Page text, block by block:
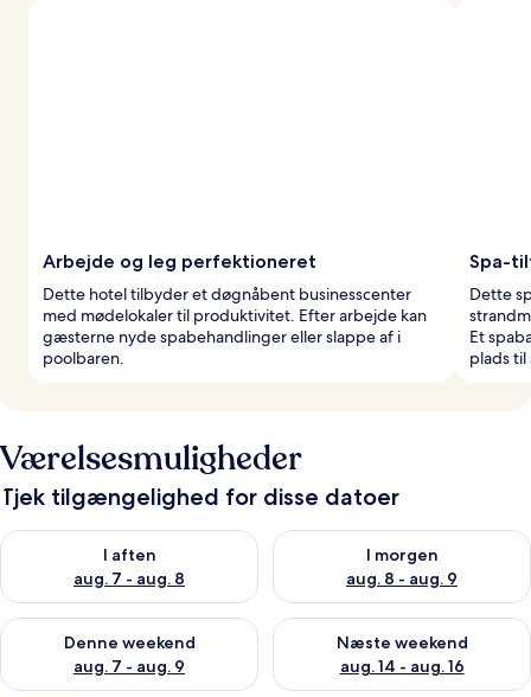
Arbejde og leg perfektioneret
Dette hotel tilbyder et døgnåbent businesscenter
med mødelokaler til produktivitet. Efter arbejde kan
gæsterne nyde spabehandlinger eller slappe af i
poolbaren.
Spa-
Dette
Et
plads til
Værelsesmuligheder
Tjek tilgængelighed for disse datoer
I aften
aug. 7 - aug. 8
Tjek tilgængelighed for i aften aug. 7 - aug. 8
I morgen
aug. 8 - aug. 9
Tjek tilgængelighed for i
Denne weekend
aug. 7 - aug. 9
Tjek tilgængelighed for denne weekend aug. 7 - aug. 9
Næste weekend
aug. 14 - aug. 16
Tjek tilgængelighed for næste